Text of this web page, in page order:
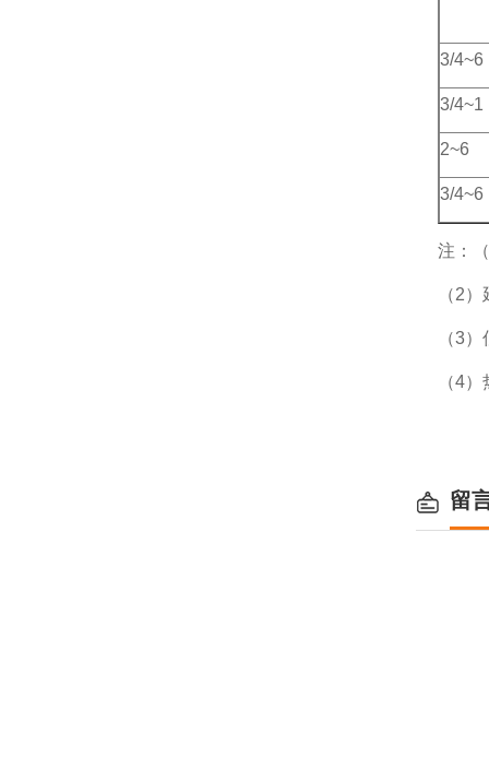
3/4~6
3/4~1
2~6
3/4~6
注：
（2
（3
（4
留